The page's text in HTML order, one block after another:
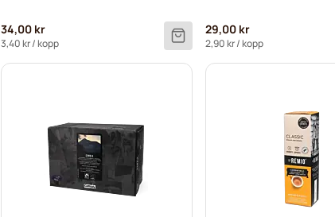
34,00 kr
3,40 kr/ kopp
29,00 kr
2,90 kr/ kopp